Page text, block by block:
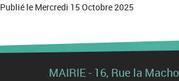
Publié le Mercredi 15 Octobre 2025
MAIRIE - 16, Rue la